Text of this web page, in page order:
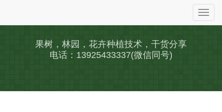
果树，林园，花卉种植技术，干货分享
电话：13925433337(微信同号)